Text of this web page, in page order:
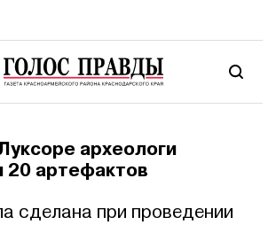
археологи
20 артефактов
сделана при проведении